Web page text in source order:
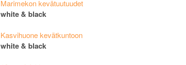
Marimekon kevätuutuudet
white & black
Kasvihuone kevätkuntoon
white & black